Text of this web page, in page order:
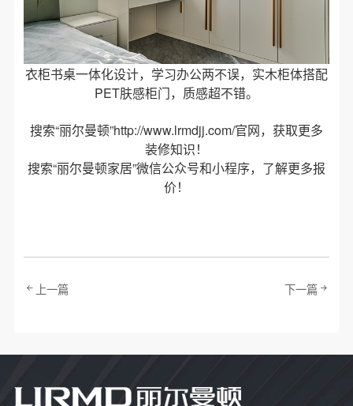
衣柜书桌一体化设计，学习办公两不误，实木柜体搭配
PET肤感柜门，质感超不错。
搜索“丽尔曼顿”http://www.lrmdjj.com/官网，获取更多
装修知识！
搜索“丽尔曼顿家居”微信公众号和小程序，了解更多报
价！
上一篇 下一篇